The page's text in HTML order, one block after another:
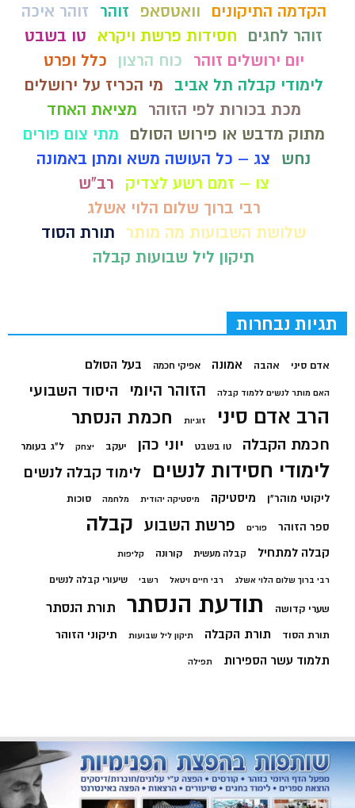
הקדמה התיקונים
וואטסאפ זוהר
זוהר איכה
זוהר לחגים
חסידות פרשת ויקרא
טו בשבט
יום ירושלים זוהר
כוח הרצון
כלל ופרט
לימודי קבלה תל אביב
מי הכריז על ירושלים
מכת בכורות לפי הזוהר
מציאת האחד
מתוק מדבש או פירוש הסולם
מתי צום פורים
נחש
צג – כל העושה משא ומתן באמונה
צו – זמם רשע לצדיק
רב"ש
רבי ברוך שלום הלוי אשלג
שלושת השבועות מה מותר
תורת הסוד
תיקון ליל שבועות קבלה
תגיות נבחרות
אדם סיני אהבה אמונה אפיקי חכמה בעל הסולם
האם מותר לנשים ללמוד קבלה הזוהר היומי היסוד השבועי
הרב אדם סיני זוגיות חכמת הנסתר
חכמת הקבלה טו בשבט יוני כהן יעקב יצחק ל"ג בעומר
לימודי חסידות לנשים לימוד קבלה לנשים
ליקוטי מוהר"ן מיסטיקה מיסטיקה יהודית מלחמה סוכות
ספר הזוהר פורים פרשת השבוע קבלה
קבלה למתחיל קבלה מעשית קורונה קליפות
רבי ברוך שלום הלוי אשלג רבי חיים ויטאל רשבי שיעורי קבלה לנשים
שערי קדושה תודעת הנסתר תורת הנסתר
תורת הסוד תורת הקבלה תיקון ליל שבועות תיקוני הזוהר
תלמוד עשר הספירות תפילה